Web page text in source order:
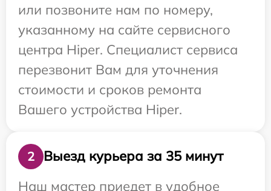
или позвоните нам по номеру,
указанному на сайте сервисного
центра Hiper. Специалист сервиса
перезвонит Вам для уточнения
стоимости и сроков ремонта
Вашего устройства Hiper.
2
Выезд курьера за 35 минут
Наш мастер приедет в удобное